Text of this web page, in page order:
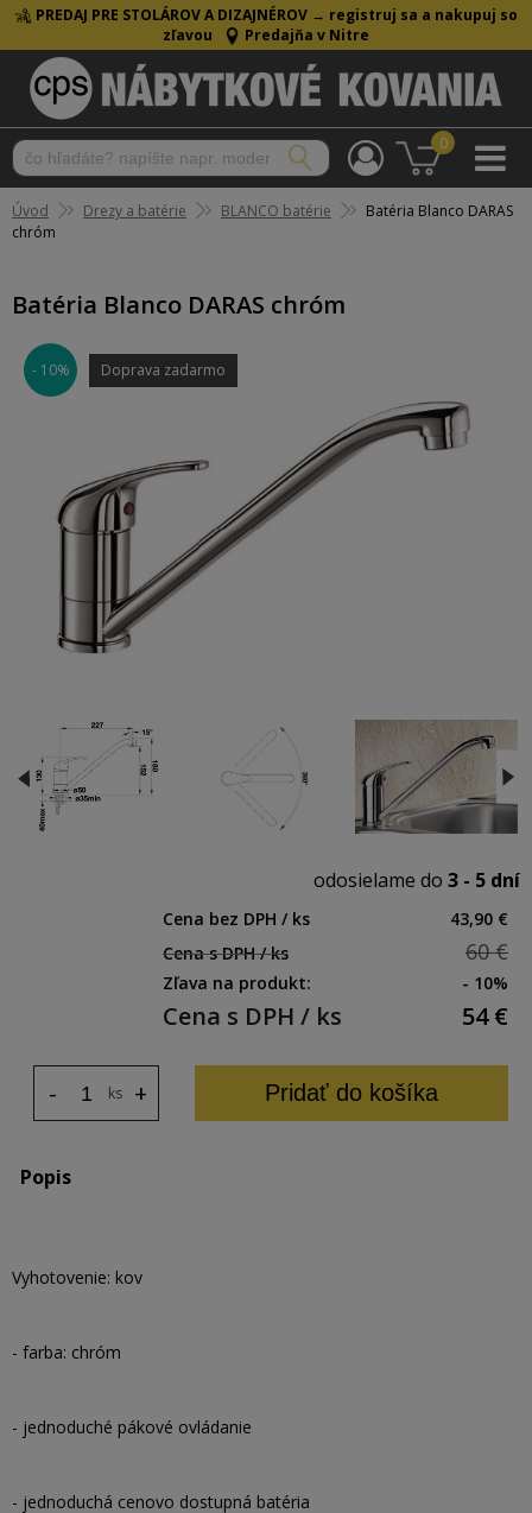
PREDAJ PRE STOLÁROV A DIZAJNÉROV → registruj sa a nakupuj so
zľavou
Predajňa v Nitre
0
Úvod Drezy a batérie BLANCO batérie
Batéria Blanco DARAS
chróm
Batéria Blanco DARAS chróm
- 10% Doprava zadarmo
odosielame do 3 - 5 dní
Cena bez DPH / ks
43,90 €
Cena s DPH / ks
60 €
Zľava na produkt: - 10%
Cena s DPH / ks 54 €
ks +
- Pridať do košíka
Popis
Vyhotovenie: kov
- farba: chróm
- jednoduché pákové ovládanie
- jednoduchá cenovo dostupná batéria